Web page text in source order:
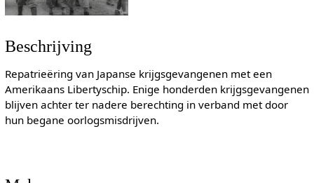
Beschrijving
Repatrieëring van Japanse krijgsgevangenen met een
Amerikaans Libertyschip. Enige honderden krijgsgevangenen
blijven achter ter nadere berechting in verband met door
hun begane oorlogsmisdrijven.